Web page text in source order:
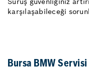
karşılaşabileceği
Bursa BMW Servisi